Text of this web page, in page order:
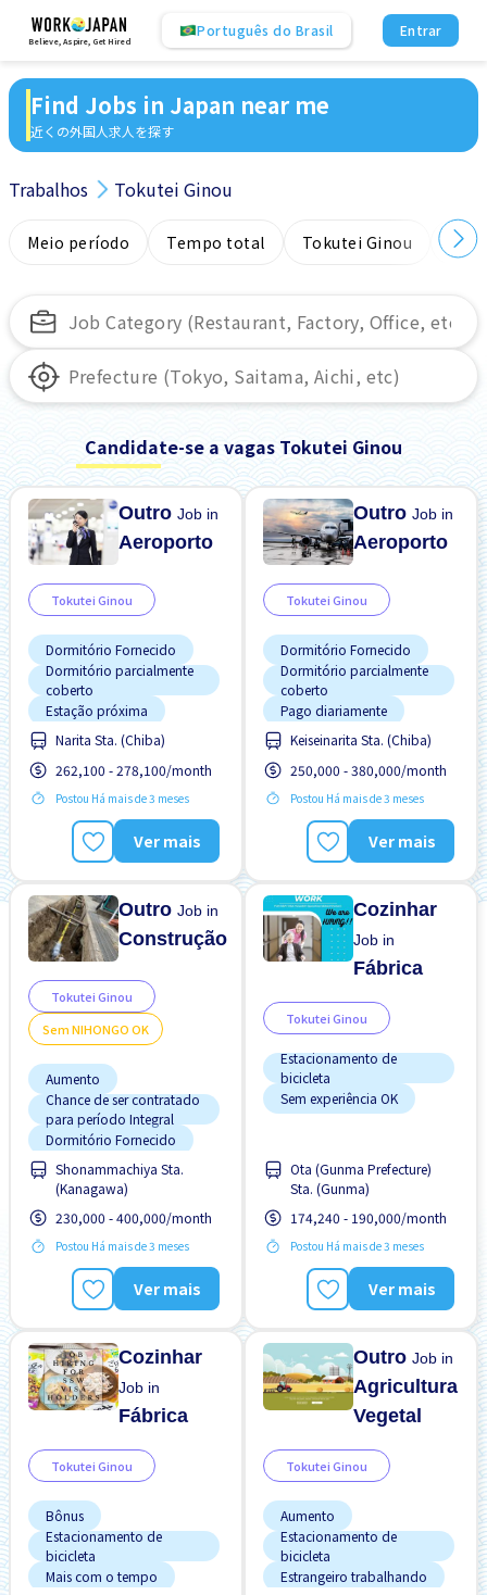
Believe, Aspire, Get Hired
Português do Brasil Entrar
Find Jobs in Japan near me
近くの外国人求人を探す
Trabalhos Tokutei Ginou
Meio período Tempo total Tokutei Ginou
Candidate-se a vagas Tokutei Ginou
OutroJob in
Aeroporto
Tokutei Ginou
Dormitório Fornecido
Dormitório parcialmente
coberto
Estação próxima
Estacionamento de carro
Estrangeiro trabalhando
Mais com o tempo
Pago diariamente
Potêncial para Salário
Preferência por Homens
Narita Sta. (Chiba)
262,100 - 278,100/month
Postou Há mais de 3 meses
Ver mais
OutroJob in
Aeroporto
Tokutei Ginou
Dormitório Fornecido
Dormitório parcialmente
coberto
Pago diariamente
Sem experiência OK
Transporte pago
Turno FDS
Turno noturno
Keiseinarita Sta. (Chiba)
250,000 - 380,000/month
Postou Há mais de 3 meses
Ver mais
OutroJob in
Construção
Tokutei Ginou
Sem NIHONGO OK
Aumento
Chance de ser contratado
para período Integral
Dormitório Fornecido
Estação próxima
Estrangeiro trabalhando
Mais com o tempo
Potêncial para Salário
Preferência por Homens
Shonammachiya Sta.
(Kanagawa)
230,000 - 400,000/month
Postou Há mais de 3 meses
Ver mais
Cozinhar
Job in
Fábrica
Tokutei Ginou
Estacionamento de
bicicleta
Sem experiência OK
Ota (Gunma Prefecture)
Sta. (Gunma)
174,240 - 190,000/month
Postou Há mais de 3 meses
Ver mais
Cozinhar
Job in
Fábrica
Tokutei Ginou
Bônus
Estacionamento de
bicicleta
Mais com o tempo
OutroJob in
Agricultura
Vegetal
Tokutei Ginou
Aumento
Estacionamento de
bicicleta
Estrangeiro trabalhando